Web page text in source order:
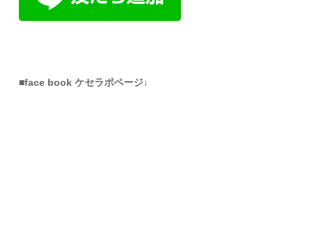
■face book ケセラボページ↓